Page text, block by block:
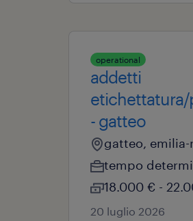
operational
addetti
etichettatura/
- gatteo
gatteo, emilia-
tempo
18.000 € -
20 luglio 2026